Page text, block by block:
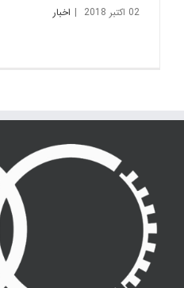
02 اکتبر 2018 | اخبار